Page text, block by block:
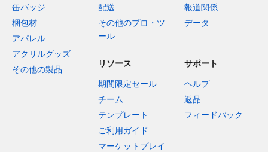
缶バッジ
梱包材
アパレル
アクリルグッズ
その他の製品
配送
その他のプロ・ツ
ール
報道関係
データ
リソース
期間限定セール
チーム
テンプレート
ご利用ガイド
マーケットプレイ
サポート
ヘルプ
返品
フィードバック